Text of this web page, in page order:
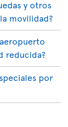
y otros
movilidad?
reducida?
por